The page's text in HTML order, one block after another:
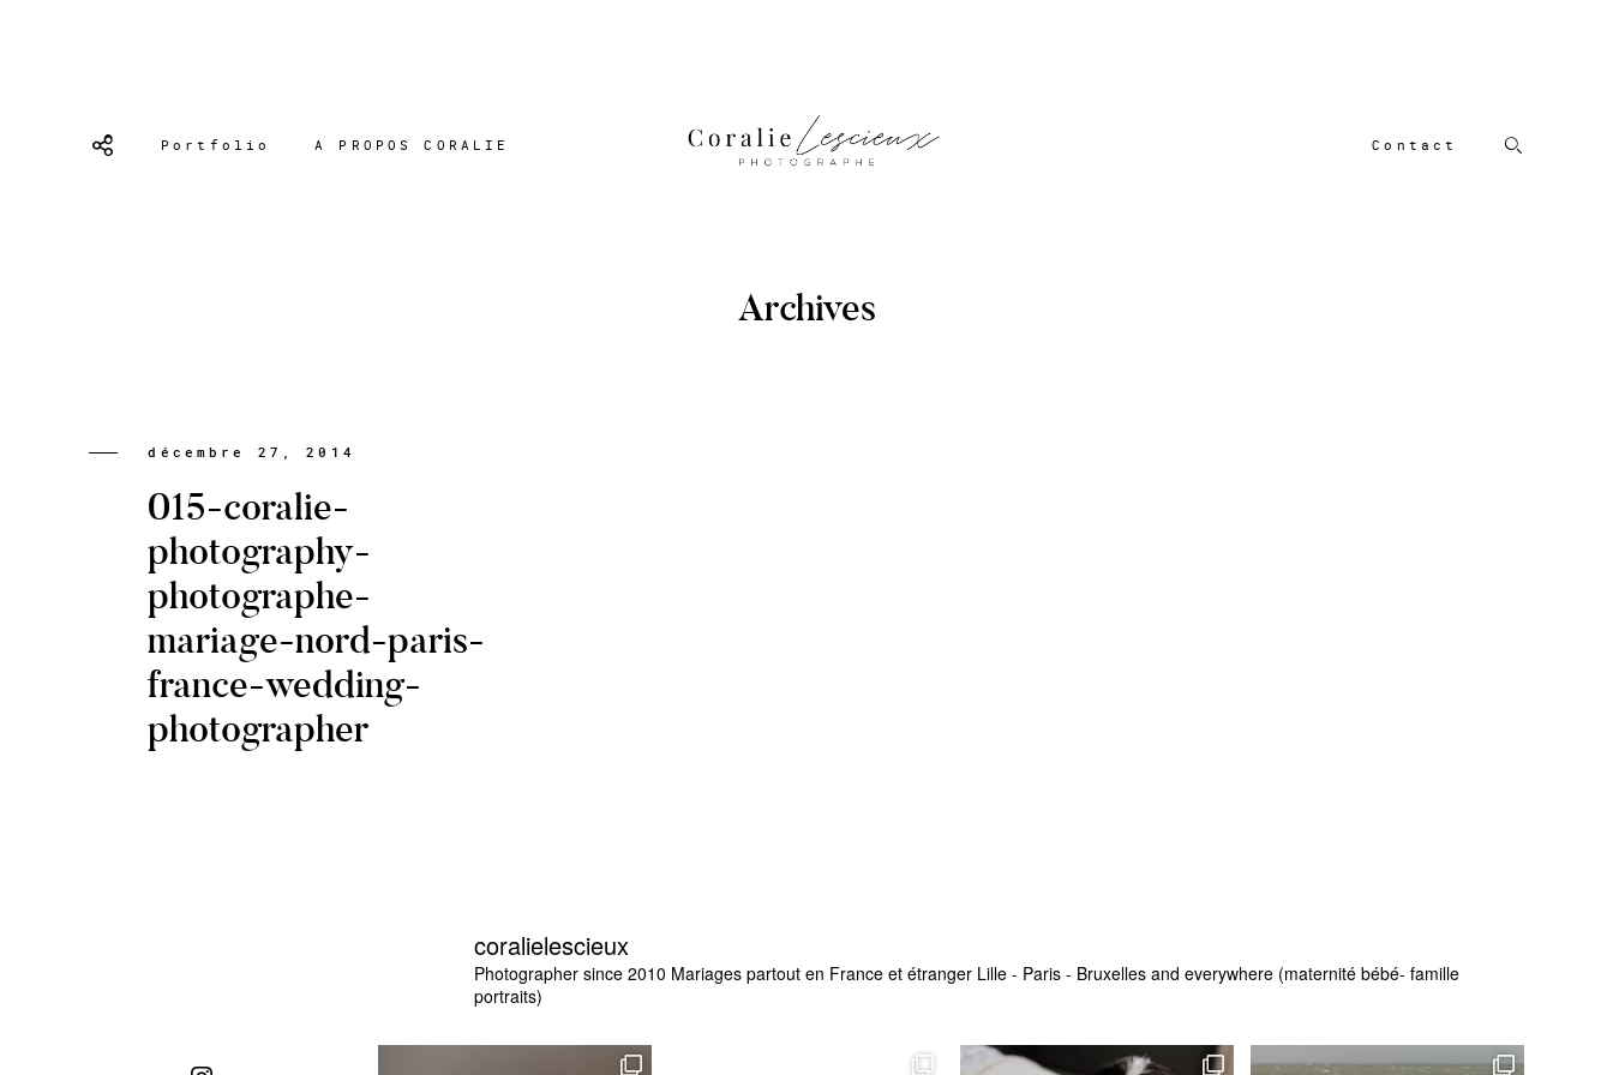
Portfolio A PROPOS CORALIE Contact
Archives
décembre 27, 2014
015-coralie-
photography-
photographe-
mariage-nord-paris-
france-wedding-
photographer
coralielescieux
Photographer since 2010 Mariages partout en France et étranger Lille - Paris - Bruxelles and everywhere (maternité bébé- famille
portraits)